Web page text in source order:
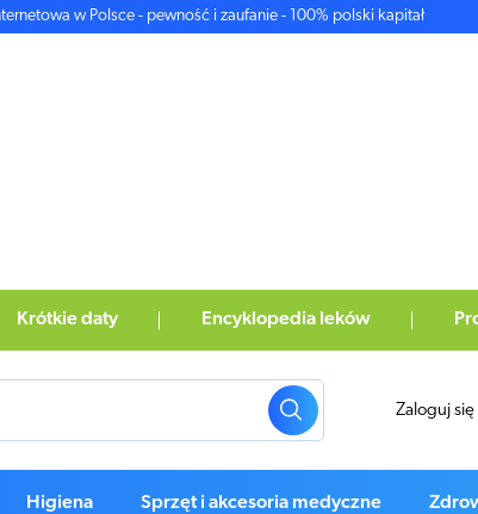
w Polsce - pewność i zaufanie - 100% polski kapitał
Krótkie daty Encyklopedia leków
Zaloguj się
Higiena Sprzęt i akcesoria medyczne